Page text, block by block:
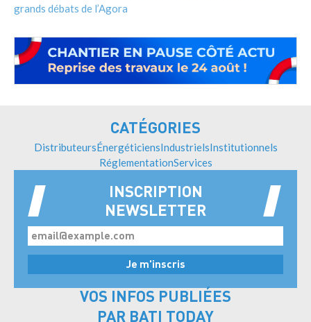
grands débats de l’Agora
CATÉGORIES
DistributeursÉnergéticiensIndustrielsInstitutionnels
RéglementationServices
INSCRIPTION
NEWSLETTER
VOS INFOS PUBLIÉES
PAR BATI TODAY